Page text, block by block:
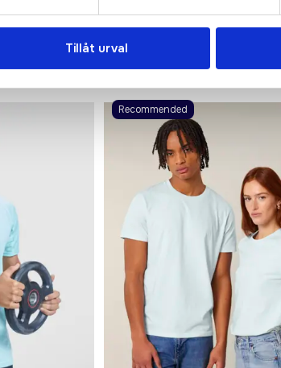
Tillåt urval
Recommended